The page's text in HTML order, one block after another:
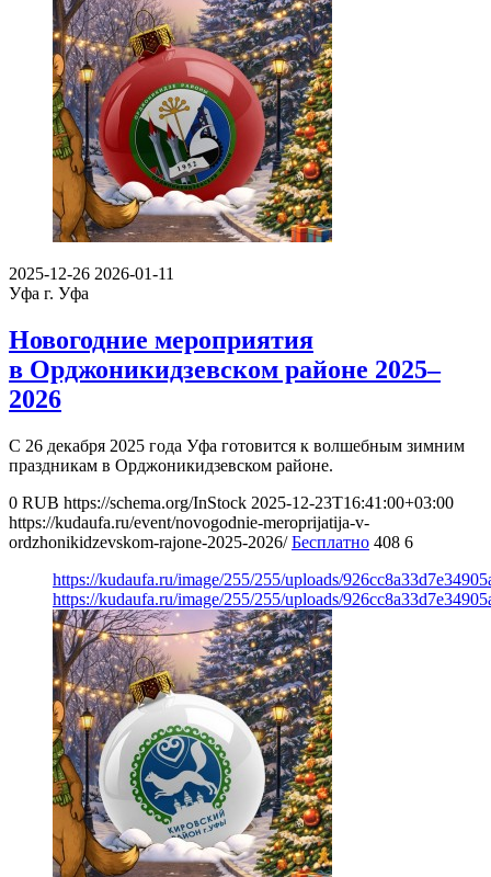
2025-12-26 2026-01-11
Уфа г. Уфа
Новогодние мероприятия
в Орджоникидзевском районе 2025–
2026
С 26 декабря 2025 года Уфа готовится к волшебным зимним
праздникам в Орджоникидзевском районе.
0 RUB https://schema.org/InStock 2025-12-23T16:41:00+03:00
https://kudaufa.ru/event/novogodnie-meroprijatija-v-
ordzhonikidzevskom-rajone-2025-2026/ Бесплатно 408 6
https://kudaufa.ru/image/255/255/uploads/
https://kudaufa.ru/image/255/255/uploads/